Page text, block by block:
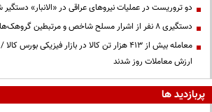
دو تروریست در عملیات نیروهای عراقی در «الانبار» دستگیر
دستگیری ۸ نفر از اشرار مسلح شاخص و مرتبطین گروهک‌های تروریستی
معامله بیش از ۴۱۳ هزار تن کالا در بازار فیزیکی
ارزش معاملات روز شدند
پربازدید ها